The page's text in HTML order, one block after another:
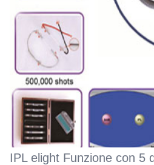
IPL elight Funzione con 5